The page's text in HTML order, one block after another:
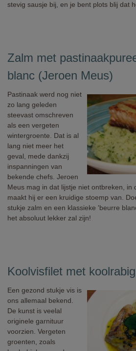
stevig sausje bij, en je bent plots blij dat
Zalm met
blanc (Jeroen Meus)
Pastinaak werd nog niet
zo lang geleden
steevast omschreven
als een vergeten
wintergroente. Dat is al
lang niet meer het
geval, mede dankzij
inspanningen van
bekende chefs. Jeroen
Meus mag in dat lijstje niet ontbreken, in
maakt hij er een kruidige stoemp van.
stukje zalm en een klassieke 'beurre
het absoluut lekker zal zijn!
Koolvisfilet met
Een gezond stukje vis is
ons allemaal bekend.
De kunst is veelal
originele garnituur
voorzien. Vergeten
groenten, zoals